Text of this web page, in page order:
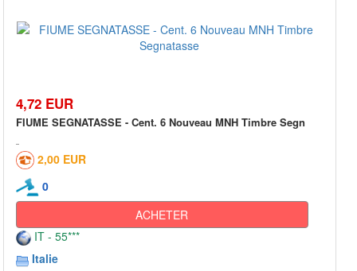
4,72 EUR
FIUME SEGNATASSE - Cent. 6 Nouveau MNH Timbre Segn
2,00 EUR
0
ACHETER
IT - 55***
Italie